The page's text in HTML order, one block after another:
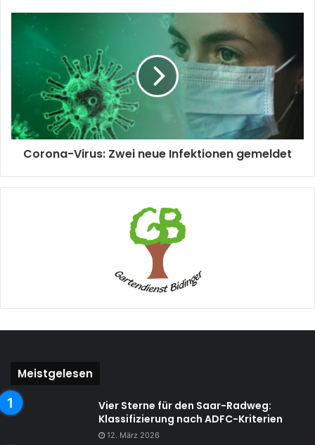
Corona-Virus: Zwei neue Infektionen gemeldet
Meistgelesen
Vier Sterne für den Saar-Radweg:
Klassifizierung nach ADFC-Kriterien
12. März 2026